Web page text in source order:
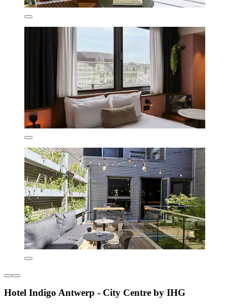
Hotel Indigo Antwerp - City Centre by IHG